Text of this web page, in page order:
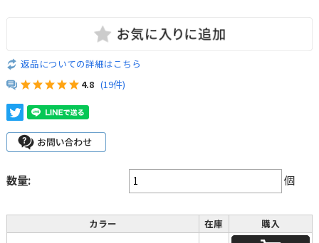
返品についての詳細はこちら
4.8 (19件)
数量: 個
カラー 在庫 購入